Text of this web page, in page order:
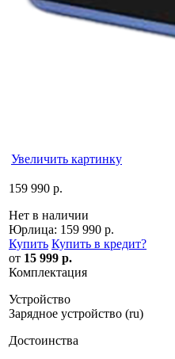
Увеличить картинку
159 990 р.
Нет в наличии
Юрлица: 159 990 р.
Купить Купить в кредит?
от 15 999 р.
Комплектация
Устройство
Зарядное устройство (ru)
Достоинства